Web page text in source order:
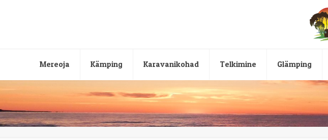
Mereoja Kämping Karavanikohad Telkimine Glämping